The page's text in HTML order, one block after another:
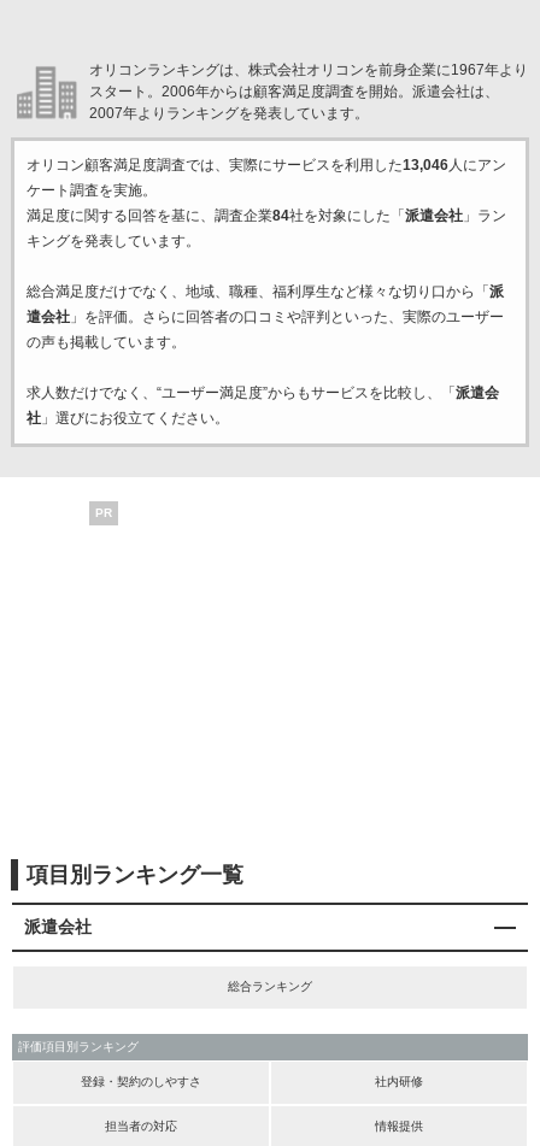
オリコンランキングは、株式会社オリコンを前身企業に1967年より
スタート。2006年からは顧客満足度調査を開始。派遣会社は、
2007年よりランキングを発表しています。
オリコン顧客満足度調査では、実際にサービスを利用した13,046人にアン
ケート調査を実施。
満足度に関する回答を基に、調査企業84社を対象にした「 派遣会社」ラン
キングを発表しています。
総合満足度だけでなく、地域、職種、福利厚生など様々な切り口から「 派
遣会社」を評価。さらに回答者の口コミや評判といった、実際のユーザー
の声も掲載しています。
求人数だけでなく、“ユーザー満足度”からもサービスを比較し、「 派遣会
社」選びにお役立てください。
PR
項目別ランキング一覧
派遣会社
総合ランキング
評価項目別ランキング
登録・契約のしやすさ 社内研修
担当者の対応 情報提供